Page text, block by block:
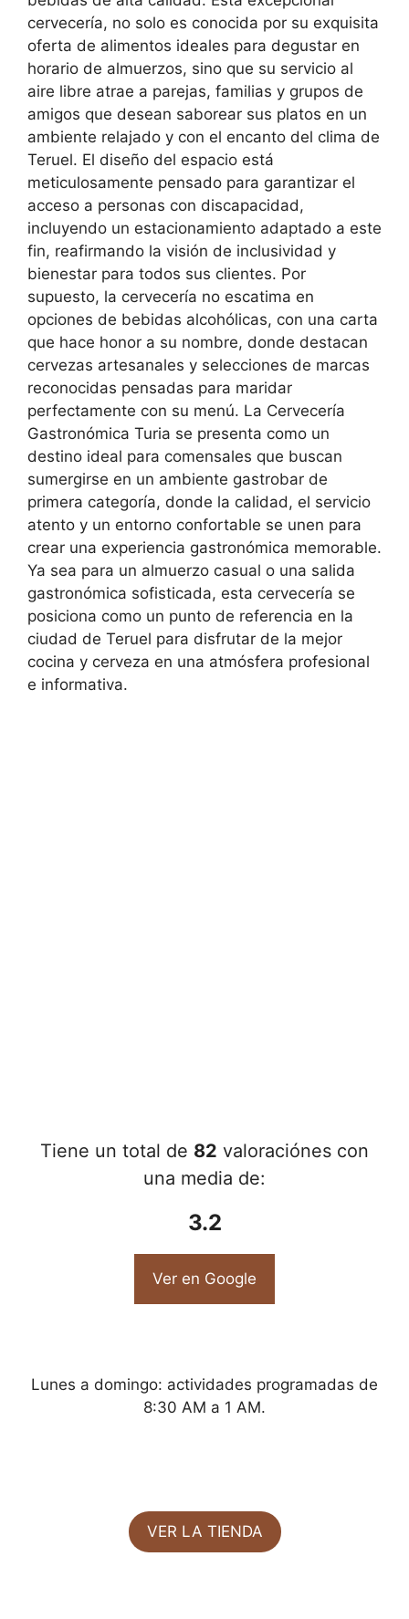
cervecería, no solo es conocida por su exquisita
oferta de alimentos ideales para degustar en
horario de almuerzos, sino que su servicio al
aire libre atrae a parejas, familias y grupos de
amigos que desean saborear sus platos en un
ambiente relajado y con el encanto del clima de
Teruel. El diseño del espacio está
meticulosamente pensado para garantizar el
acceso a personas con discapacidad,
incluyendo un estacionamiento adaptado a este
fin, reafirmando la visión de inclusividad y
bienestar para todos sus clientes. Por
supuesto, la cervecería no escatima en
opciones de bebidas alcohólicas, con una carta
que hace honor a su nombre, donde destacan
cervezas artesanales y selecciones de marcas
reconocidas pensadas para maridar
perfectamente con su menú. La Cervecería
Gastronómica Turia se presenta como un
destino ideal para comensales que buscan
sumergirse en un ambiente gastrobar de
primera categoría, donde la calidad, el servicio
atento y un entorno confortable se unen para
crear una experiencia gastronómica memorable.
Ya sea para un almuerzo casual o una salida
gastronómica sofisticada, esta cervecería se
posiciona como un punto de referencia en la
ciudad de Teruel para disfrutar de la mejor
cocina y cerveza en una atmósfera profesional
e informativa.
Tiene un total de 82 valoraciónes con
una media de:
3.2
Ver en Google
Lunes a domingo: actividades programadas de
8:30 AM a 1 AM.
VER LA TIENDA